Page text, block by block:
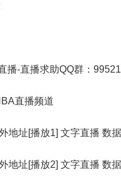
播-直播求助QQ群：
直播频道
地址[播放1] 文字直播 数
地址[播放2] 文字直播 数